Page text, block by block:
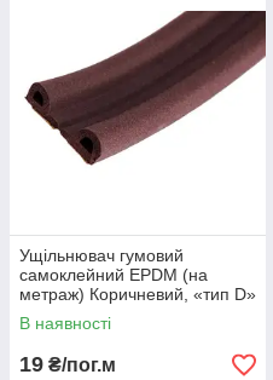
Ущільнювач гумовий
самоклейний EPDM (на
метраж) Коричневий, «тип D»
9×5.5 мм
В наявності
19 ₴/пог.м